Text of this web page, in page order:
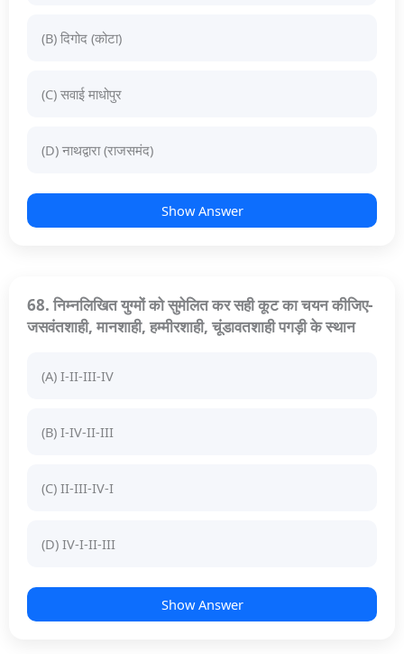
(B) दिगोद (कोटा)
(C) सवाई माधोपुर
(D) नाथद्वारा (राजसमंद)
Show Answer
68. निम्नलिखित युग्मों को सुमेलित कर सही कूट का चयन कीजिए-
जसवंतशाही, मानशाही, हम्मीरशाही, चूंडावतशाही पगड़ी के स्थान
(A) I-II-III-IV
(B) I-IV-II-III
(C) II-III-IV-I
(D) IV-I-II-III
Show Answer